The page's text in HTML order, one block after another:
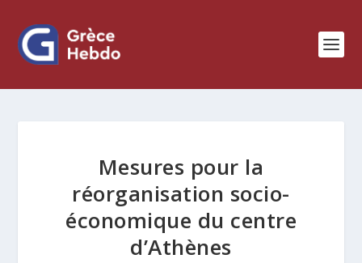
Mesures pour la
réorganisation socio-
économique du centre
d’Athènes